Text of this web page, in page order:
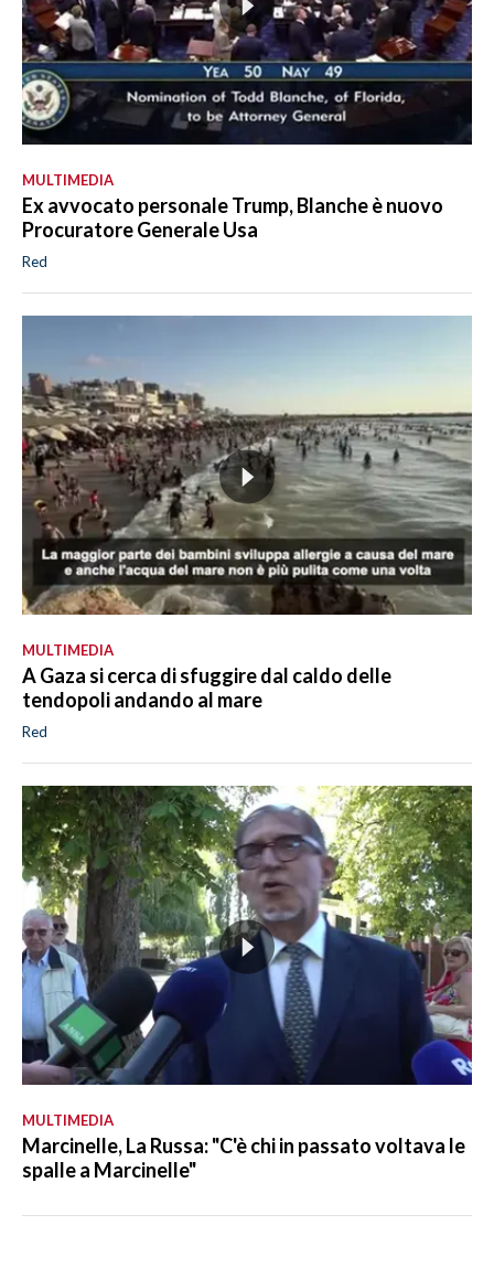
MULTIMEDIA
Ex avvocato personale Trump, Blanche è nuovo
Procuratore Generale Usa
Red
MULTIMEDIA
A Gaza si cerca di sfuggire dal caldo delle
tendopoli andando al mare
Red
MULTIMEDIA
Marcinelle, La Russa: "C'è chi in passato voltava le
spalle a Marcinelle"